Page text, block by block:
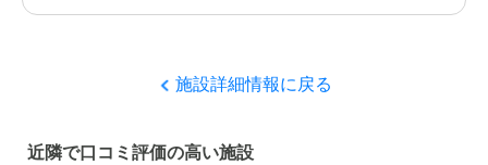
職員・スタッフ・他入居者の雰囲気について
談にも親身に対応していただいて、感謝しています。
施設詳細情報に戻る
近隣で口コミ評価の高い施設